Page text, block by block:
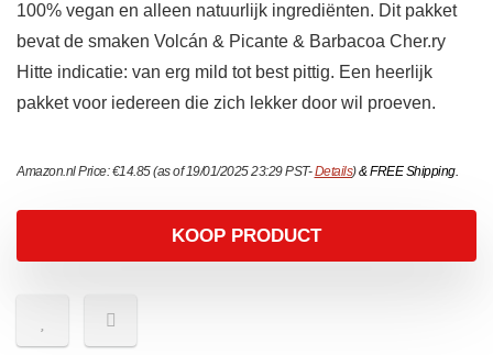
100% vegan en alleen natuurlijk ingrediënten. Dit pakket
bevat de smaken Volcán & Picante & Barbacoa Cher.ry
Hitte indicatie: van erg mild tot best pittig. Een heerlijk
pakket voor iedereen die zich lekker door wil proeven.
Amazon.nl Price:€14.85(as of 19/01/2025 23:29 PST-Details)&FREE Shipping.
KOOP PRODUCT